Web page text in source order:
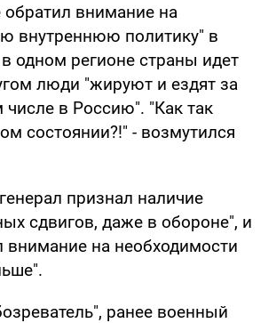
внимание на
внутреннюю политику" в
в одном регионе страны идет
люди "жируют и ездят за
числе в Россию". "Как так
состоянии?!" - возмутился
признал наличие
сдвигов, даже в обороне", и
внимание на необходимости
ранее военный